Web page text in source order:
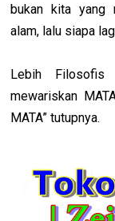
bukan kita yang
alam, lalu siapa
Lebih Filosofis
mewariskan
MATA” tutupnya.